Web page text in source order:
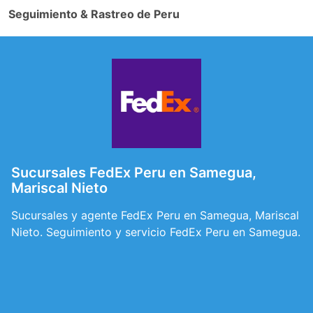
Seguimiento & Rastreo de Peru
Sucursales FedEx Peru en Samegua,
Mariscal Nieto
Sucursales y agente FedEx Peru en Samegua, Mariscal
Nieto. Seguimiento y servicio FedEx Peru en Samegua.